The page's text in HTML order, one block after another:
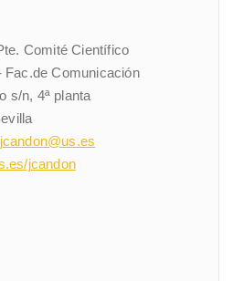
Comité Científico
Fac.de Comunicación
s/n, 4ª planta
jcandon@us.es
jcandon